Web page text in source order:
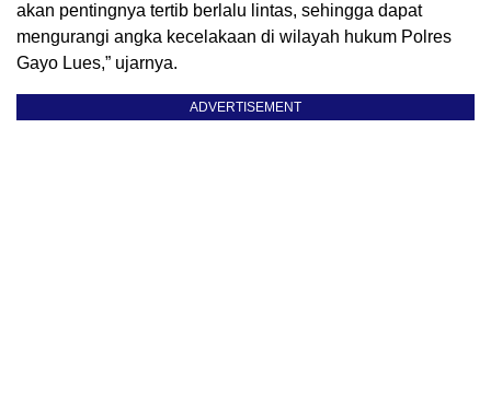
akan pentingnya tertib berlalu lintas, sehingga dapat
mengurangi angka kecelakaan di wilayah hukum Polres
Gayo Lues,” ujarnya.
ADVERTISEMENT